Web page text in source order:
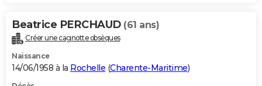
Beatrice PERCHAUD (61 ans)
Créer une cagnotte obsèques
Naissance
14/06/1958 à la Rochelle (Charente-Maritime)